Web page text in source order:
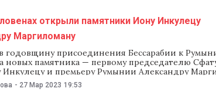
открыли памятники Иону Инкулецу
Маргиломану
годовщину присоединения Бессарабии к
новых памятника — первому председателю
и премьеру Румынии Александру
открытия присутствовали спикер парламента
румынский коллега Ион-Марчел Чолаку. На
- 27 Мар 2023 19:53